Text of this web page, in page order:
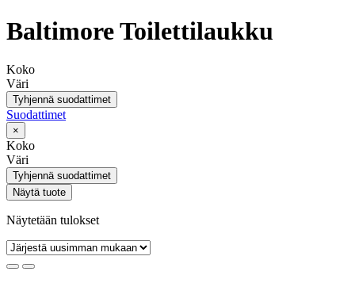
Baltimore Toilettilaukku
Koko
Väri
Tyhjennä suodattimet
Suodattimet
×
Koko
Väri
Tyhjennä suodattimet
Näytä tuote
Näytetään tulokset